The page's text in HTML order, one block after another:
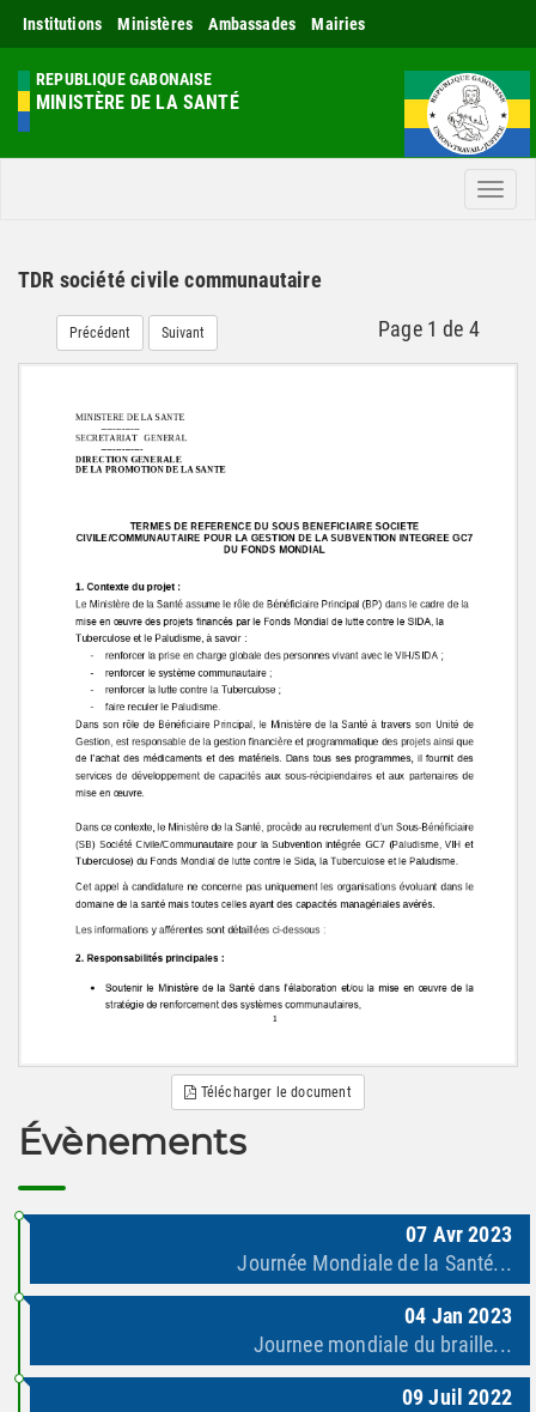
Institutions Ministères Ambassades Mairies
REPUBLIQUE GABONAISE
MINISTÈRE DE LA SANTÉ
Menu
TDR société civile communautaire
Précédent Suivant Page 1 de 4
Télécharger le document
Évènements
07 Avr 2023
Journée Mondiale de la Santé...
04 Jan 2023
Journee mondiale du braille...
09 Juil 2022